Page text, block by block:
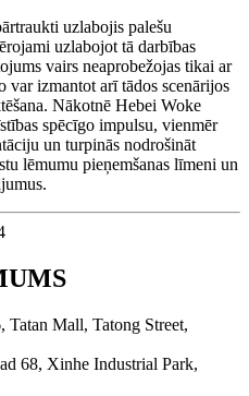
uzlabojis palešu
uzlabojot tā darbības
vairs neaprobežojas tikai ar
var izmantot arī tādos scenārijos
Nākotnē Hebei Woke
spēcīgo impulsu, vienmēr
un turpinās nodrošināt
lēmumu pieņemšanas līmeni un
Mall, Tatong Street,
68, Xinhe Industrial Park,